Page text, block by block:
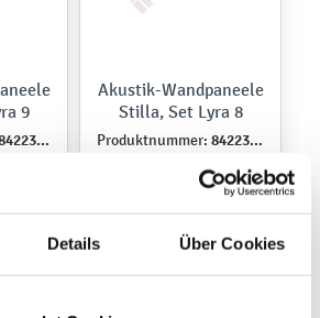
Details Über Cookies
9
842230-9
Akustik-Wandpaneele
Stilla, Set Lyra 8
Produktnummer: 842230-8